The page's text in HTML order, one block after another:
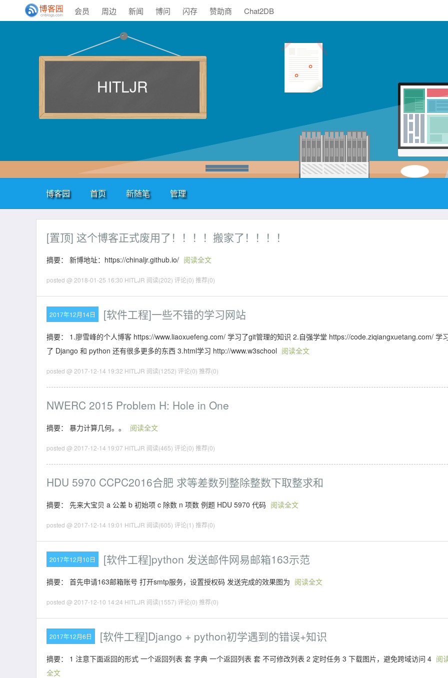
会员 周边 新闻 博问 闪存 赞助商 Chat2DB
HITLJR
博客园 首页 新随笔 管理
[置顶] 这个博客正式废用了！！！！搬家了！！！！
摘要： 新博地址：https://chinaljr.github.io/ 阅读全文
posted @ 2018-01-25 16:30 HITLJR 阅读(202) 评论(0) 推荐(0)
2017年12月14日 [软件工程]一些不错的学习网站
摘要： 1.廖雪峰的个人博客 https://www.liaoxuefeng.com/ 学习了git管理的知识 2.自强学堂 https://code.ziqiangxuetang.com/ 学
了 Django 和 python 还有很多更多的东西 3.html学习 http://www.w3school 阅读全文
posted @ 2017-12-14 19:32 HITLJR 阅读(1252) 评论(0) 推荐(0)
NWERC 2015 Problem H: Hole in One
摘要： 暴力计算几何。。 阅读全文
posted @ 2017-12-14 19:07 HITLJR 阅读(465) 评论(0) 推荐(0)
HDU 5970 CCPC2016合肥 求等差数列整除整数下取整求和
摘要： 先来大宝贝 a 公差 b 初始项 c 除数 n 项数 例题 HDU 5970 代码 阅读全文
posted @ 2017-12-14 19:01 HITLJR 阅读(605) 评论(1) 推荐(0)
2017年12月10日 [软件工程]python 发送邮件网易邮箱163示范
摘要： 首先申请163邮箱账号 打开smtp服务，设置授权码 发送完成的效果图为 阅读全文
posted @ 2017-12-10 14:24 HITLJR 阅读(1557) 评论(0) 推荐(0)
2017年12月6日 [软件工程]Django + python初学遇到的错误+知识
摘要： 1 注意下面返回的形式 一个返回列表 套 字典 一个返回列表 套 不可修改列表 2 定时任务 3 下载图片，避免跨域访问 4 阅
全文